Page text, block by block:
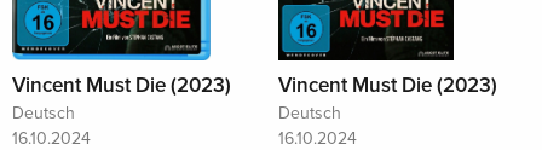
Vincent Must Die (2023)
Deutsch
16.10.2024
Vincent Must Die (2023)
Deutsch
16.10.2024